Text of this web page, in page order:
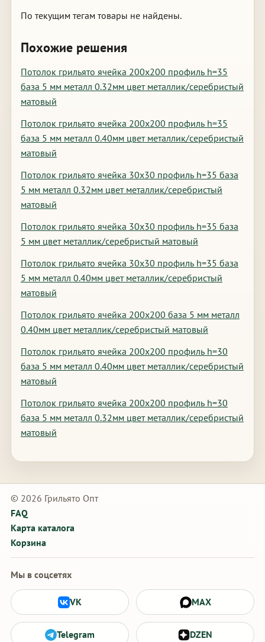
По текущим тегам товары не найдены.
Похожие решения
Потолок грильято ячейка 200х200 профиль h=35
база 5 мм металл 0.32мм цвет металлик/серебристый
матовый
Потолок грильято ячейка 200х200 профиль h=35
база 5 мм металл 0.40мм цвет металлик/серебристый
матовый
Потолок грильято ячейка 30х30 профиль h=35 база
5 мм металл 0.32мм цвет металлик/серебристый
матовый
Потолок грильято ячейка 30х30 профиль h=35 база
5 мм цвет металлик/серебристый матовый
Потолок грильято ячейка 30х30 профиль h=35 база
5 мм металл 0.40мм цвет металлик/серебристый
матовый
Потолок грильято ячейка 200х200 база 5 мм металл
0.40мм цвет металлик/серебристый матовый
Потолок грильято ячейка 200х200 профиль h=30
база 5 мм металл 0.40мм цвет металлик/серебристый
матовый
Потолок грильято ячейка 200х200 профиль h=30
база 5 мм металл 0.32мм цвет металлик/серебристый
матовый
© 2026 Грильято Опт
FAQ
Карта каталога
Корзина
Мы в соцсетях
VK MAX
Telegram DZEN